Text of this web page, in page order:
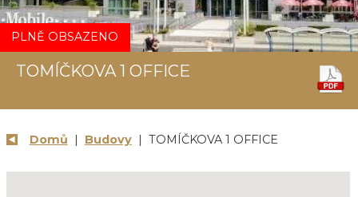
TOMÍČKOVA 1 OFFICE
PLNĚ OBSAZENO
Domů | Budovy| TOMÍČKOVA 1 OFFICE